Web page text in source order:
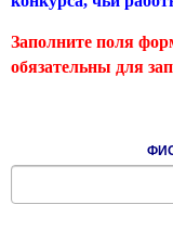
Заполните поля
обязательны для